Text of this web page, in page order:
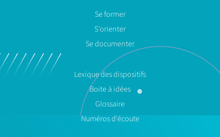
Se former
S'orienter
Se documenter
Lexique des dispositifs
Boite à idées
Glossaire
Numéros d'écoute